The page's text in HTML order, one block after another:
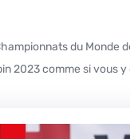
2023 comme si vous